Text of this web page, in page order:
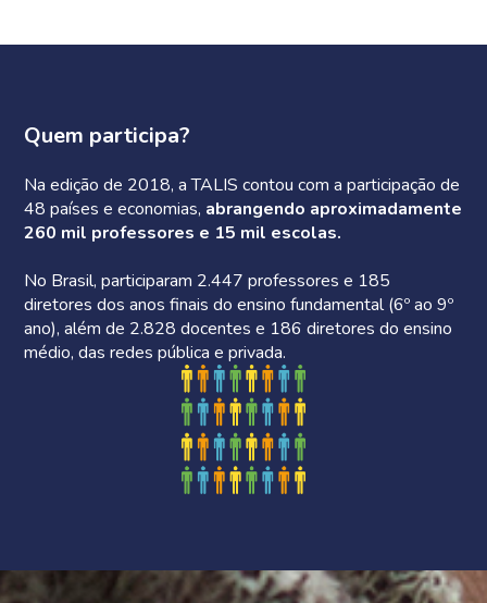
Quem participa?
Na edição de 2018, a TALIS contou com a participação de
48 países e economias, abrangendo aproximadamente
260 mil professores e 15 mil escolas.
No Brasil, participaram 2.447 professores e 185
diretores dos anos finais do ensino fundamental (6º ao 9º
ano), além de 2.828 docentes e 186 diretores do ensino
médio, das redes pública e privada.